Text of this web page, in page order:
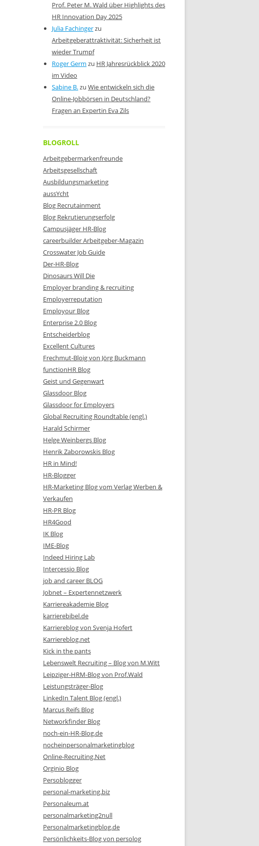
Prof. Peter M. Wald über Highlights des
HR Innovation Day 2025
Julia Fachingerzu
Arbeitgeberattraktivität: Sicherheit ist
wieder Trumpf
Roger Germ zu HR Jahresrückblick 2020
im Video
Sabine B.zu Wie entwickeln sich die
Online-Jobbörsen in Deutschland?
Fragen an Expertin Eva Zils
BLOGROLL
Arbeitgebermarkenfreunde
Arbeitsgesellschaft
Ausbildungsmarketing
aussYcht
Blog Recrutainment
Blog Rekrutierungserfolg
Campusjäger HR-Blog
careerbuilder Arbeitgeber-Magazin
Crosswater Job Guide
Der-HR-Blog
Dinosaurs Will Die
Employer branding & recruiting
Employerreputation
Employour Blog
Enterprise 2.0 Blog
Entscheiderblog
Excellent Cultures
Frechmut-Bloig von Jörg Buckmann
functionHR Blog
Geist und Gegenwart
Glassdoor Blog
Glassdoor for Employers
Global Recruiting Roundtable (engl.)
Harald Schirmer
Helge Weinbergs Blog
Henrik Zaborowskis Blog
HR in Mind!
HR-Blogger
HR-Marketing Blog vom Verlag Werben &
Verkaufen
HR-PR Blog
HR4Good
IK Blog
IME-Blog
Indeed Hiring Lab
Intercessio Blog
job and career BLOG
Jobnet – Expertennetzwerk
Karriereakademie Blog
karrierebibel.de
Karriereblog von Svenja Hofert
Karriereblog.net
Kick in the pants
Lebenswelt Recruiting – Blog von M.Witt
Leipziger-HRM-Blog von Prof.Wald
Leistungsträger-Blog
LinkedIn Talent Blog (engl.)
Marcus Reifs Blog
Networkfinder Blog
noch-ein-HR-Blog.de
nocheinpersonalmarketingblog
Online-Recruiting.Net
Orginio Blog
Persoblogger
personal-marketing.biz
Personaleum.at
personalmarketing2null
Personalmarketingblog.de
Persönlichkeits-Blog von persolog